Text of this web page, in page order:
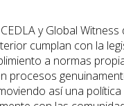
y Global Witness
cumplan con la
a normas
procesos
así una